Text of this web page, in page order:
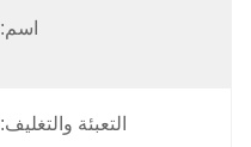
اسم:
التعبئة والتغليف: